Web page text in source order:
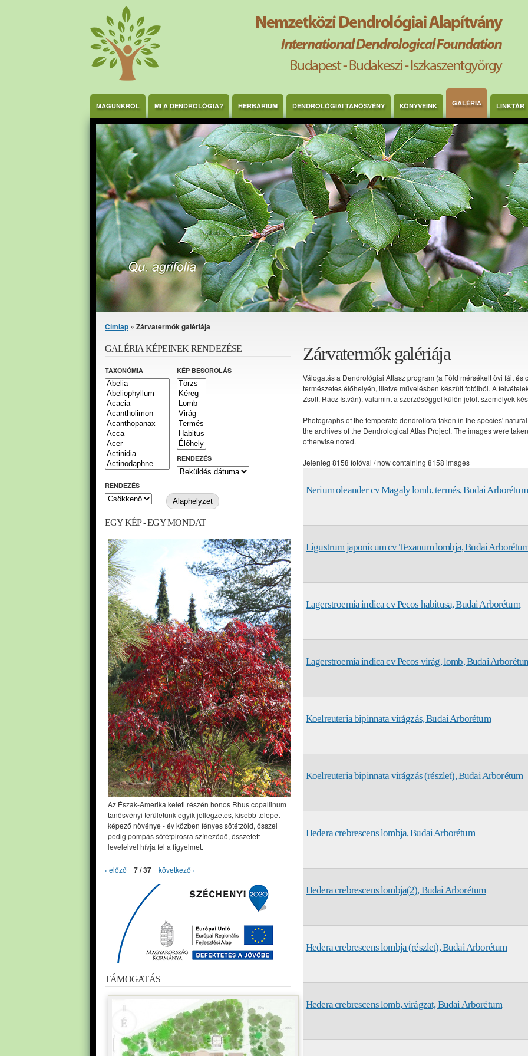
MAGUNKRÓL MI A DENDROLÓGIA? HERBÁRIUM DENDROLÓGIAI TANÖSVÉNY KÖNYVEINK GALÉRIA LINKTÁR
Jelenlegi hely
Címlap » Zárvatermők galériája
Zárvatermők galériája
Válogatás a Dendrológiai Atlasz program (a Föld mérsékelt övi fáit
természetes élőhelyén, illetve művelésben készült fotóiból. A
Zsolt, Rácz István), valamint a szerzőséggel külön jelölt személyek
Photographs of the temperate dendroflora taken in the species'
the archives of the Dendrological Atlas Project. The images were
otherwise noted.
Jelenleg 8158 fotóval / now containing 8158 images
Nerium oleander cv Magaly lomb, termés, Budai Arborétum
Ligustrum japonicum cv Texanum lombja, Budai
Lagerstroemia indica cv Pecos habitusa, Budai Arborétum
Lagerstroemia indica cv Pecos virág, lomb, Budai
Koelreuteria bipinnata virágzás, Budai Arborétum
Koelreuteria bipinnata virágzás (részlet), Budai Arborétum
Hedera crebrescens lombja, Budai Arborétum
Hedera crebrescens lombja(2), Budai Arborétum
Hedera crebrescens lombja (részlet), Budai Arborétum
Hedera crebrescens lomb, virágzat, Budai Arborétum
GALÉRIA KÉPEINEK RENDEZÉSE
TAXONÓMIA KÉP BESOROLÁS
RENDEZÉS
RENDEZÉS
EGY KÉP - EGY MONDAT
Az Észak-Amerika keleti részén honos Rhus copallinum
tanösvényi területünk egyik jellegzetes, kisebb telepet
képező növénye - év közben fényes sötétzöld, ősszel
pedig pompás sötétpirosra színeződő, összetett
leveleivel hívja fel a figyelmet.
‹ előző 7 / 37 következő ›
TÁMOGATÁS